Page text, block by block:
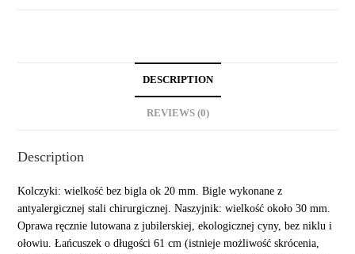
DESCRIPTION
REVIEWS (0)
Description
Kolczyki: wielkość bez bigla ok 20 mm. Bigle wykonane z
antyalergicznej stali chirurgicznej. Naszyjnik: wielkość około 30 mm.
Oprawa ręcznie lutowana z jubilerskiej, ekologicznej cyny, bez niklu i
ołowiu. Łańcuszek o długości 61 cm (istnieje możliwość skrócenia,